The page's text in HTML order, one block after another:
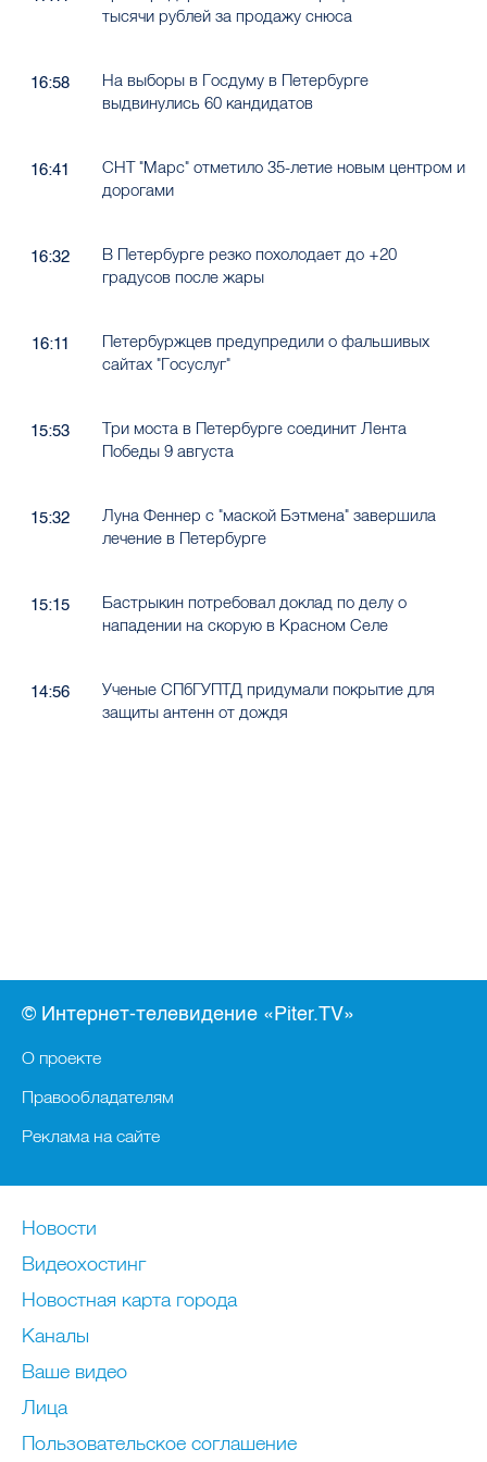
тысячи рублей за продажу снюса
16:58
На выборы в Госдуму в Петербурге
выдвинулись 60 кандидатов
16:41
СНТ "Марс" отметило 35-летие новым центром и
дорогами
16:32
В Петербурге резко похолодает до +20
градусов после жары
16:11
Петербуржцев предупредили о фальшивых
сайтах "Госуслуг"
15:53
Три моста в Петербурге соединит Лента
Победы 9 августа
15:32
Луна Феннер с "маской Бэтмена" завершила
лечение в Петербурге
15:15
Бастрыкин потребовал доклад по делу о
нападении на скорую в Красном Селе
14:56
Ученые СПбГУПТД придумали покрытие для
защиты антенн от дождя
© Интернет-телевидение «Piter.TV»
О проекте
Правообладателям
Реклама на сайте
Новости
Видеохостинг
Новостная карта города
Каналы
Ваше видео
Лица
Пользовательское соглашение